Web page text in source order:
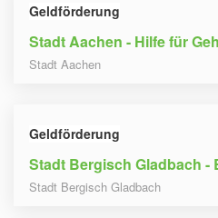
Geldförderung
Stadt Aachen - Hilfe für
Stadt Aachen
Geldförderung
Stadt Bergisch Gladbach -
Stadt Bergisch Gladbach